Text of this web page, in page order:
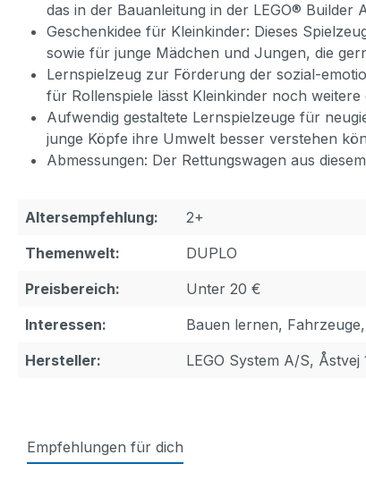
das in der Bauanleitung in der LEGO® Builder
Geschenkidee für Kleinkinder: Dieses
sowie für junge Mädchen und Jungen, die
Lernspielzeug zur Förderung der sozial-
für Rollenspiele lässt Kleinkinder noch
Aufwendig gestaltete Lernspielzeuge für
junge Köpfe ihre Umwelt besser verstehen
Abmessungen: Der Rettungswagen aus
Altersempfehlung:
2+
Themenwelt:
DUPLO
Preisbereich:
Unter 20 €
Interessen:
Bauen lernen,
Hersteller:
LEGO System A/S,
Empfehlungen für dich